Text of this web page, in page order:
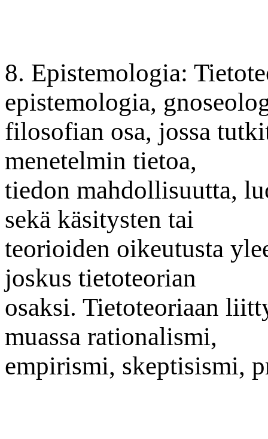
8. Epistemologia:
epistemologia,
filosofian osa, jossa
menetelmin tietoa,
tiedon mahdollisuutta,
sekä käsitysten tai
teorioiden oikeutusta
joskus tietoteorian
osaksi. Tietoteoriaan
muassa rationalismi,
empirismi, skeptisismi,